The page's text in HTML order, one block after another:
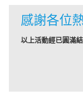
感謝各位
以上活動經已圓滿